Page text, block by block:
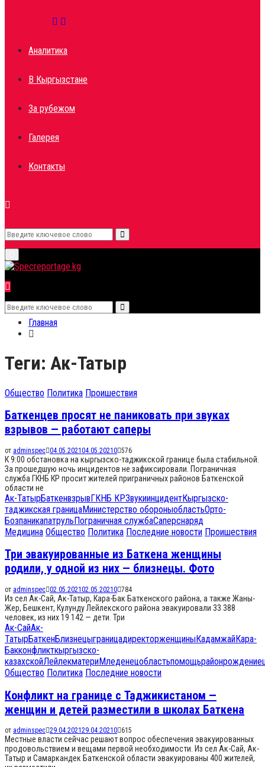
Аналитика
В Кыргызстане
За рубежом
Галерея
Контакты
Search
for:
Search
Menu
Search
for:
Search
Главная
Теги: Ак-Татыр
Общество Политика Проишествия
Баткенцев просят не паниковать при звуках
взрывов — работают саперы
от adminspec 04.05.202104.05.20210 576
К 9:00 обстановка на кыргызско-таджикской границе была стабильной.
За прошедшую ночь инцидентов не зафиксировали. Пограничная
служба ГКНБ КР просит жителей приграничных районов Баткенской
области не
Ак-ТатырБаткенвзрывГКНБ КРЗвукиинцидентКыргызско-
таджикская границаМинистерство обороныобластьОрто-
БозпаникапатрульПограничная службаСаперснаряд
Медицина Общество Политика Последние новости Проишествия
Три эвакуированные из Баткена женщины
родили, у одной из них — близнецы. Фото
от adminspec 02.05.202102.05.20210 784
Из сел Ак-Сай, Ак-Татыр, Кара-Бак Баткенского района, а также Жаны-
Жер, Бешкент, Кулунду Лейлекского района эвакуировали 33 388
человек, из них 19 142 — дети. Три
Ак-СайАк-
ТатырБаткенБлизнецыграницадиректорженщиныКадамжайКара-
Бакконфликткыргызско-
казахскойЛейлекматериМледенецобластьпомощьрайонрождение
Общество Политика Последние новости
Конфликт на границе с Таджикистаном —
женщин и детей разместили в школах Баткена
от adminspec 29.04.202129.04.20210 615
Местные власти сейчас решают вопрос обеспечения эвакуированных
продовольствием и вещами первой необходимости. Из сел Ак-Сай, Ак-
Татыр и Самаркандек Баткенской области эвакуированы 400 жителей,